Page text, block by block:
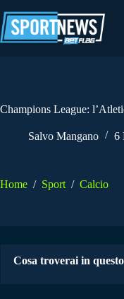
al
contenuto
Champions League:
Salvo Mangano 6
Home / Sport / Calcio
Cosa troverai in